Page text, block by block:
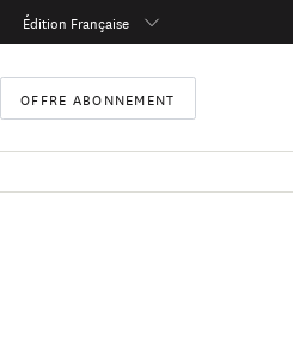
Édition Française
OFFRE ABONNEMENT